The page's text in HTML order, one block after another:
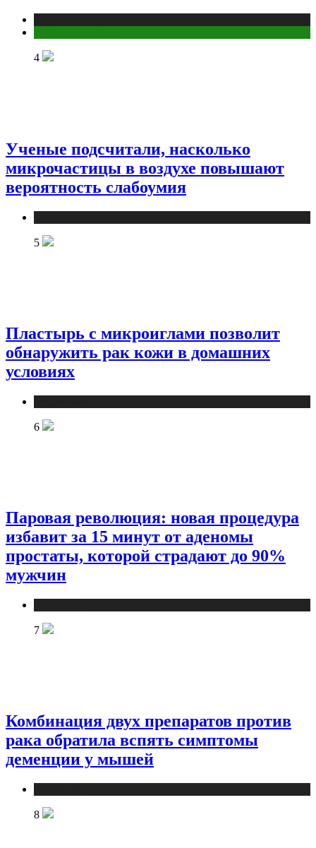
4
Ученые подсчитали, насколько
микрочастицы в воздухе повышают
вероятность слабоумия
5
Пластырь с микроиглами позволит
обнаружить рак кожи в домашних
условиях
6
Паровая революция: новая процедура
избавит за 15 минут от аденомы
простаты, которой страдают до 90%
мужчин
7
Комбинация двух препаратов против
рака обратила вспять симптомы
деменции у мышей
8